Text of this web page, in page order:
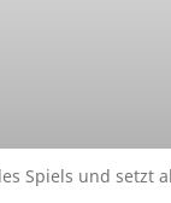
Spiels und setzt